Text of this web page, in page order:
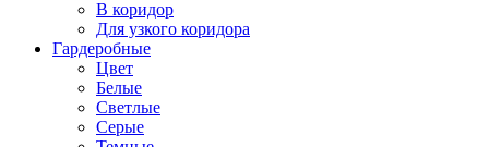
В коридор
Для узкого коридора
Гардеробные
Цвет
Белые
Светлые
Серые